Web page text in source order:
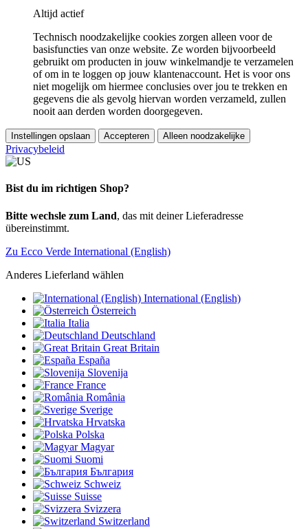
Altijd actief
Technisch noodzakelijke cookies zorgen alleen voor de
basisfuncties van onze website. Ze worden bijvoorbeeld
gebruikt om producten in jouw winkelmandje te verzamelen
of om in te loggen op jouw klantenaccount. Het is voor ons
niet mogelijk om hiermee conclusies over jou te trekken en
gegevens die als gevolg hiervan worden verzameld, zullen
nooit aan derden worden doorgegeven.
Instellingen opslaan Accepteren Alleen noodzakelijke
Privacybeleid
Bist du im richtigen Shop?
Bitte wechsle zum Land, das mit deiner Lieferadresse
übereinstimmt.
Zu Ecco Verde International (English)
Anderes Lieferland wählen
International (English)
Österreich
Italia
Deutschland
Great Britain
España
Slovenija
France
România
Sverige
Hrvatska
Polska
Magyar
Suomi
България
Schweiz
Suisse
Svizzera
Switzerland